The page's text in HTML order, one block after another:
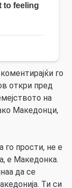
го
откри пред
на
Македонци,
го прости, не е
е Македонка.
да се
Ти си